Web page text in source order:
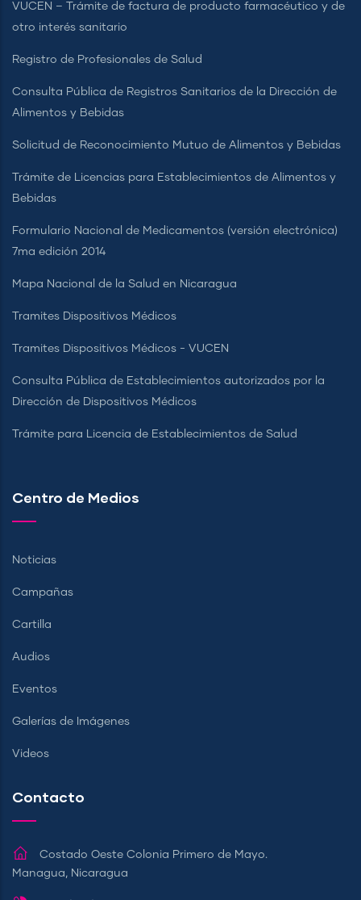
VUCEN – Trámite de factura de producto farmacéutico y de
otro interés sanitario
Registro de Profesionales de Salud
Consulta Pública de Registros Sanitarios de la Dirección de
Alimentos y Bebidas
Solicitud de Reconocimiento Mutuo de Alimentos y Bebidas
Trámite de Licencias para Establecimientos de Alimentos y
Bebidas
Formulario Nacional de Medicamentos (versión electrónica)
7ma edición 2014
Mapa Nacional de la Salud en Nicaragua
Tramites Dispositivos Médicos
Tramites Dispositivos Médicos - VUCEN
Consulta Pública de Establecimientos autorizados por la
Dirección de Dispositivos Médicos
Trámite para Licencia de Establecimientos de Salud
Centro de Medios
Noticias
Campañas
Cartilla
Audios
Eventos
Galerías de Imágenes
Videos
Contacto
Costado Oeste Colonia Primero de Mayo.
Managua, Nicaragua